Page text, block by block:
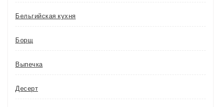
Бельгийская кухня
Борщ
Выпечка
Десерт